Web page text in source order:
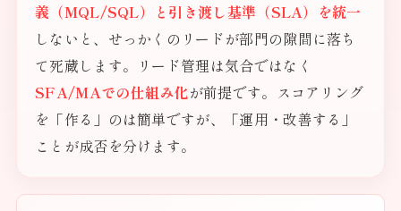
義（MQL/SQL）と引き渡し基準（SLA）を統一
しないと、せっかくのリードが部門の隙間に落ち
て死蔵します。リード管理は気合ではなく
SFA/MAでの仕組み化が前提です。スコアリング
を「作る」のは簡単ですが、「運用・改善する」
ことが成否を分けます。